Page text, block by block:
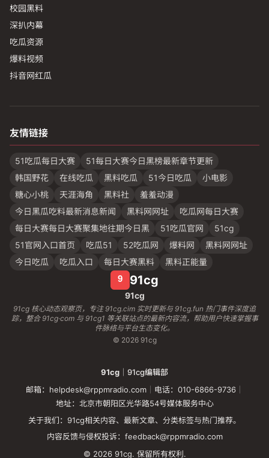
校园黑料
深扒内幕
吃瓜资源
爆料视频
抖音网红瓜
友情链接
51吃瓜每日大赛
51每日大赛今日黑榜最新章节更新
韩国野花
在线吃瓜 黑料吃瓜 51今日吃瓜
小电影
糖心小桃
天涯海角 黑料社
羞羞动漫
今日黑瓜吃料最新消息新闻
黑料网网址
吃瓜网每日大赛
每日大赛每日大赛聚集地往期今日黑
51吃瓜官网
51cg
51官网入口首页
吃瓜51 52吃瓜网 爆料网
黑料网网址
今日吃瓜
吃瓜入口 每日大赛黑料 黑料正能量
91cg
91cg
91cg 核心动态观察页，专注 91cg.cim 实时更新与 91cg.fun 热门事件深度追
踪，整合 91cg·com 与 91cg1 等关联站点的最新内容流，帮助用户快速掌握事
件脉络与平台生态变化。
© 2026 91cg
91cg ｜91cg编辑部
邮箱：helpdesk@rppmradio.com｜ 电话：010-6866-9736｜
地址：北京市朝阳区光华路54号媒体服务中心
关于我们：91cg相关内容、最新文章、分类标签与热门推荐。
内容反馈与侵权投诉：feedback@rppmradio.com
© 2026 91cg. 保留所有权利.